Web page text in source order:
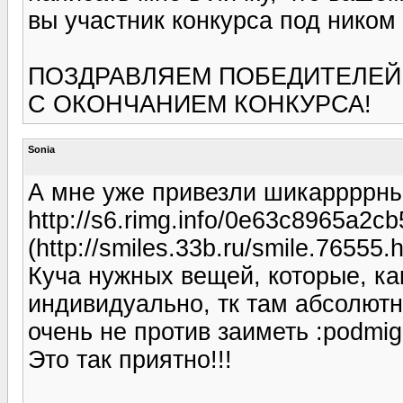
вы участник конкурса под ником
ПОЗДРАВЛЯЕМ
С ОКОНЧАНИЕМ КОНКУРСА!
Sonia
А мне уже привезли
http://s6.rimg.info/
(http://smiles.33b.ru/
Куча нужных вещей, которые,
индивидуально, тк там
очень не против заиметь
Это так приятно!!!